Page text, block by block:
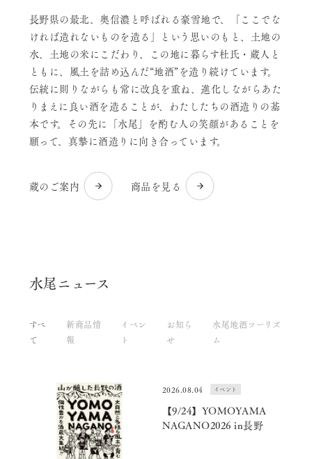
長野県の最北、奥信濃と呼ばれる豪雪地で、「ここでな
ければ造れないものを造る」という思いのもと、土地の
水、土地の米にこだわり、この地に暮らす杜氏・蔵人と
ともに、風土を詰め込んだ“地酒”を造り続けています。
伝統に則りながらも常に改良を重ね、進化しながらあた
りまえに良い酒を造ることが、わたしたちの酒造りの基
本です。その先に「水尾」を酌む人の笑顔があることを
願って、真摯に酒造りに向き合っています。
蔵のご案内 商品を見る
水尾ニュース
すべ
て
新商品情
報
イベン
ト
お知ら
せ
水尾地酒ツーリズ
ム
2026.08.04 イベント
【9/24】YOMOYAMA
NAGANO2026 in長野